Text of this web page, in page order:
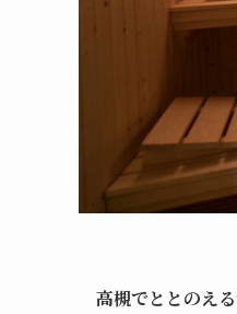
高槻でととのえ